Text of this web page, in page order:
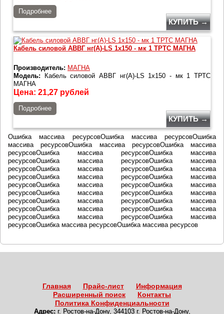
Подробнее
КУПИТЬ →
Кабель силовой АВВГ нг(А)-LS 1х150 - мк 1 ТРТС МАГНА
Производитель: МАГНА
Модель: Кабель силовой АВВГ нг(А)-LS 1х150 - мк 1 ТРТС
МАГНА
Цена: 21,27 рублей
Подробнее
КУПИТЬ →
Ошибка массива ресурсовОшибка массива ресурсовОшибка
массива ресурсовОшибка массива ресурсовОшибка массива
ресурсовОшибка массива ресурсовОшибка массива
ресурсовОшибка массива ресурсовОшибка массива
ресурсовОшибка массива ресурсовОшибка массива
ресурсовОшибка массива ресурсовОшибка массива
ресурсовОшибка массива ресурсовОшибка массива
ресурсовОшибка массива ресурсовОшибка массива
ресурсовОшибка массива ресурсовОшибка массива
ресурсовОшибка массива ресурсовОшибка массива
ресурсовОшибка массива ресурсовОшибка массива
ресурсовОшибка массива ресурсовОшибка массива ресурсов
Главная Прайс-лист
Информация
Расширенный поиск
Контакты
Политика Конфиденциальности
Адрес: г. Ростов-на-Дону, 344103 г. Ростов-на-Дону,